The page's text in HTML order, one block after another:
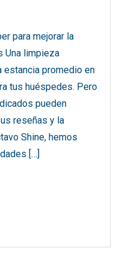
para mejorar la
Una limpieza
estancia promedio en
tus huéspedes. Pero
pueden
reseñas y la
Shine, hemos
[…]